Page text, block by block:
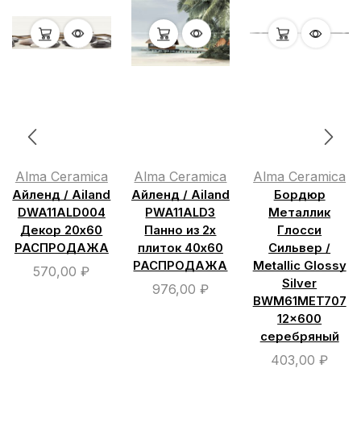
Alma Ceramica
Айленд / Ailand
DWA11ALD004
Декор 20х60
РАСПРОДАЖА
570,00₽
Alma Ceramica
Айленд / Ailand
PWA11ALD3
Панно из 2х
плиток 40х60
РАСПРОДАЖА
976,00 ₽
Alma Ceramica
Бордюр
Металлик
Глосси
Сильвер /
Metallic Glossy
Silver
BWM61MET707
12×600
серебряный
403,00₽